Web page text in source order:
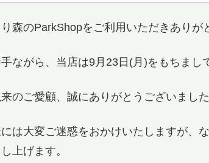
森のParkShopをご利用いただきありが
ながら、当店は9月23日(月)をもちまし
のご愛顧、誠にありがとうございました
は大変ご迷惑をおかけいたしますが、
上げます。